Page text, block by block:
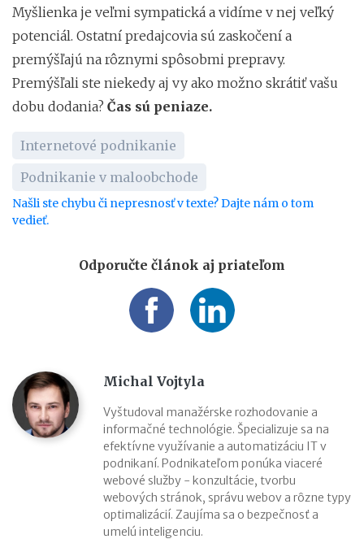
Myšlienka je veľmi sympatická a vidíme v nej veľký
potenciál. Ostatní predajcovia sú zaskočení a
premýšľajú na rôznymi spôsobmi prepravy.
Premýšľali ste niekedy aj vy ako možno skrátiť vašu
dobu dodania? Čas sú peniaze.
Internetové podnikanie
Podnikanie v maloobchode
Našli ste chybu či nepresnosť v texte? Dajte nám o tom
vedieť.
Odporučte článok aj priateľom
Michal Vojtyla
Vyštudoval manažérske rozhodovanie a
informačné technológie. Špecializuje sa na
efektívne využívanie a automatizáciu IT v
podnikaní. Podnikateľom ponúka viaceré
webové služby - konzultácie, tvorbu
webových stránok, správu webov a rôzne typy
optimalizácií. Zaujíma sa o bezpečnosť a
umelú inteligenciu.